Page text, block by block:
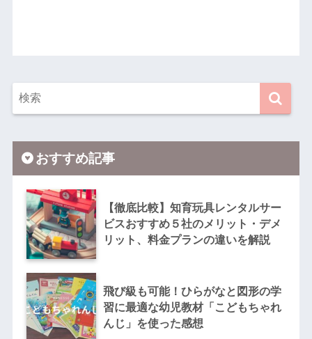
おすすめ記事
【徹底比較】知育玩具レンタルサー
ビスおすすめ５社のメリット・デメ
リット、料金プランの違いを解説
飛び級も可能！ひらがなと図形の学
習に最適な幼児教材「こどもちゃれ
んじ」を使った感想